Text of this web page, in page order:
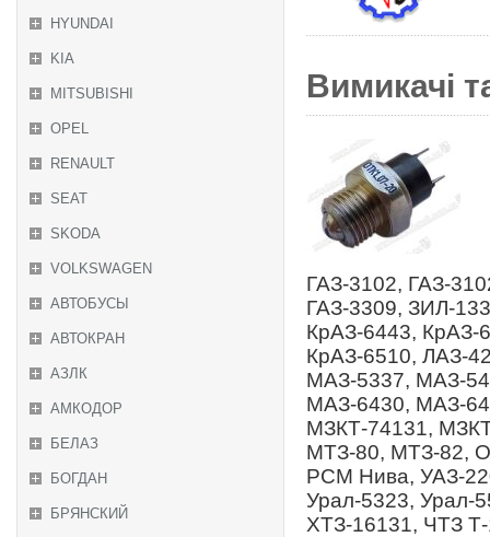
HYUNDAI
KIA
MITSUBISHI
OPEL
RENAULT
SEAT
SKODA
VOLKSWAGEN
АВТОБУСЫ
АВТОКРАН
АЗЛК
АМКОДОР
БЕЛАЗ
БОГДАН
БРЯНСКИЙ
Вимикачі
ГАЗ-3102, ГАЗ-
ГАЗ-3309, ЗИЛ-
КрАЗ-6443, КрАЗ-
КрАЗ-6510, ЛАЗ-
МАЗ-5337, МАЗ-
МАЗ-6430, МАЗ-
МЗКТ-74131,
МТЗ-80, МТЗ-82,
РСМ Нива, УАЗ-
Урал-5323, Урал-
ХТЗ-16131, ЧТЗ